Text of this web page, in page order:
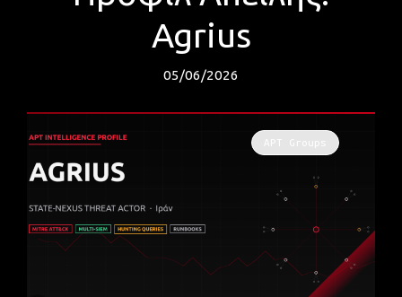
Agrius
05/06/2026
APT Groups